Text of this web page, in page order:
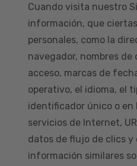
Cuando visita nuestro
información, que
personales, como la
navegador, nombres de
acceso, marcas de
operativo, el idioma, el
identificador único o en
servicios de Internet,
datos de flujo de clics y
información similares